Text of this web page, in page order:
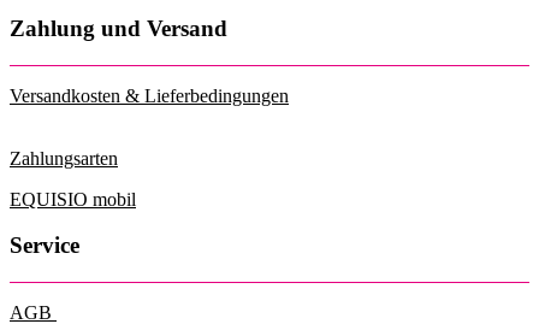
gewählt
werden
Zahlung und Versand
Versandkosten & Lieferbedingungen
Zahlungsarten
EQUISIO mobil
Service
AGB